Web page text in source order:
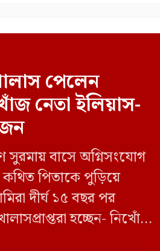
পেলেন
নেতা ইলিয়াস-
সুরমায় বাসে অগ্নিসংযোগ
কথিত পিতাকে পুড়িয়ে
দীর্ঘ ১৫ বছর পর
হচ্ছেন- নিখোঁজ